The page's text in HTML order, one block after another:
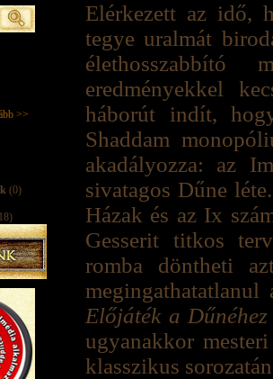
>>
(0)
Elérkezett az idő,
tegye uralmát
élethosszabbító
eredményekkel
háborút indít,
Shaddam
akadályozza: az
sivatagos Dűne
Házak és az Ix
Gesserit titkos
romba döntheti
Előjáték a Dűnéhez
ugyanakkor
klasszikus